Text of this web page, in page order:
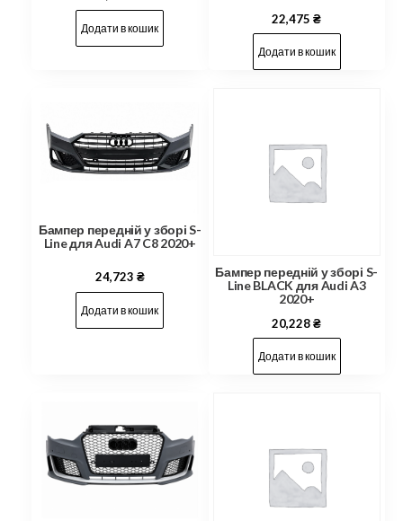
Додати в кошик
22,475₴
Додати в кошик
Бампер передній у зборі S-
Line для Audi A7 C8 2020+
24,723 ₴
Додати в кошик
Бампер передній у зборі S-
Line BLACK для Audi A3
2020+
20,228₴
Додати в кошик